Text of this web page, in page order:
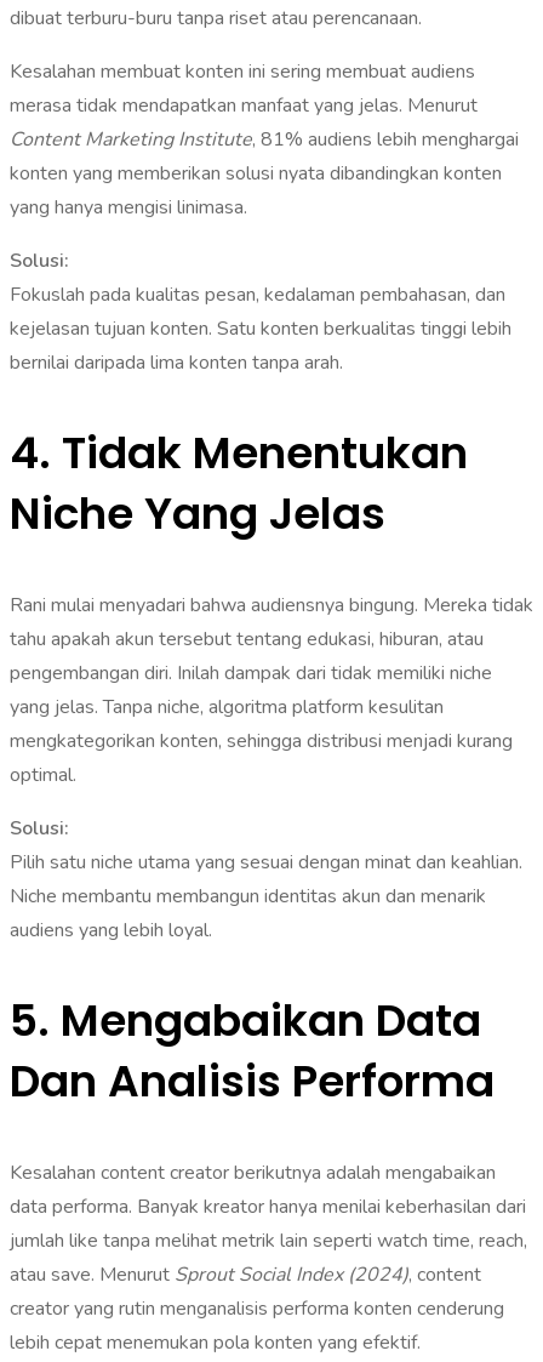
dibuat terburu-buru tanpa riset atau perencanaan.
Kesalahan membuat konten ini sering membuat audiens
merasa tidak mendapatkan manfaat yang jelas. Menurut
Content Marketing Institute, 81% audiens lebih menghargai
konten yang memberikan solusi nyata dibandingkan konten
yang hanya mengisi linimasa.
Solusi:
Fokuslah pada kualitas pesan, kedalaman pembahasan, dan
kejelasan tujuan konten. Satu konten berkualitas tinggi lebih
bernilai daripada lima konten tanpa arah.
4. Tidak Menentukan
Niche Yang Jelas
Rani mulai menyadari bahwa audiensnya bingung. Mereka tidak
tahu apakah akun tersebut tentang edukasi, hiburan, atau
pengembangan diri. Inilah dampak dari tidak memiliki niche
yang jelas. Tanpa niche, algoritma platform kesulitan
mengkategorikan konten, sehingga distribusi menjadi kurang
optimal.
Solusi:
Pilih satu niche utama yang sesuai dengan minat dan keahlian.
Niche membantu membangun identitas akun dan menarik
audiens yang lebih loyal.
5. Mengabaikan Data
Dan Analisis Performa
Kesalahan content creator berikutnya adalah mengabaikan
data performa. Banyak kreator hanya menilai keberhasilan dari
jumlah like tanpa melihat metrik lain seperti watch time, reach,
atau save. Menurut Sprout Social Index (2024), content
creator yang rutin menganalisis performa konten cenderung
lebih cepat menemukan pola konten yang efektif.